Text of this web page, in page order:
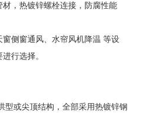
，热镀锌螺栓连接，防腐性能
侧窗通风、水帘风机降温 等设
行选择。
型或尖顶结构，全部采用热镀锌钢